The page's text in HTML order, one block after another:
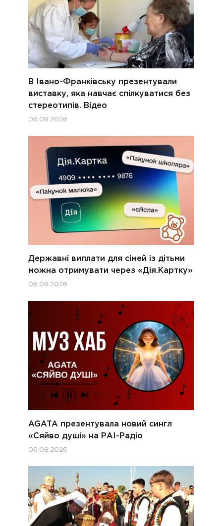
В Івано-Франківську презентували
виставку, яка навчає спілкуватися без
стереотипів. Відео
06.08.2026
Державні виплати для сімей із дітьми
можна отримувати через «Дія.Картку»
06.08.2026
AGATA презентувала новий сингл
«Сяйво душі» на РАІ-Радіо
06.08.2026